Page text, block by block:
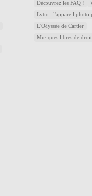
Découvrez les FAQ !
Lytro : l'appareil photo
L'Odyssée de Cartier
Musiques libres de